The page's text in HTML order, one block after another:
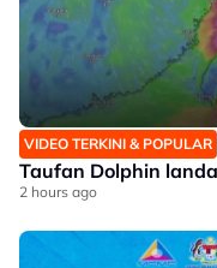
VIDEO TERKINI & POPULAR
Taufan Dolphin
2 hours ago